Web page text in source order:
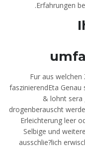
Erfahrungen
Fur aus welchen
faszinierendEta
& lohnt sera
drogenberauscht
Erleichterung leer
Selbige und
ausschlie?lich